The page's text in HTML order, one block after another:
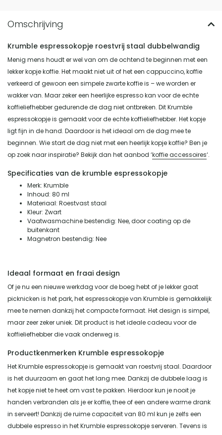
Krumble espressokopje roestvrij staal dubbelwandig
Menig mens houdt er wel van om de ochtend te beginnen met een
lekker kopje koffie. Het maakt niet uit of het een cappuccino, koffie
verkeerd of gewoon een simpele zwarte koffie is – we worden er
wakker van. Maar zeker een heerlijke espresso kan voor de echte
koffieliefhebber gedurende de dag niet ontbreken. Dit Krumble
espressokopje is gemaakt voor de echte koffieliefhebber. Het kopje
ligt fijn in de hand. Daardoor is het ideaal om de dag mee te
beginnen. Wie start de dag niet met een heerlijk kopje koffie? Ben je
op zoek naar inspiratie? Bekijk dan het aanbod ‘koffie accessoires‘.
Specificaties van de krumble espressokopje
Merk: Krumble
Inhoud: 80 ml
Materiaal: Roestvast staal
Kleur: Zwart
Vaatwasmachine bestendig: Nee, door coating op de
buitenkant
Magnetron bestendig: Nee
Ideaal formaat en fraai design
Of je nu een nieuwe werkdag voor de boeg hebt of je lekker gaat
picknicken is het park, het espressokopje van Krumble is gemakkelijk
mee te nemen dankzij het compacte formaat. Het design is simpel,
maar zeer zeker uniek. Dit product is het ideale cadeau voor de
koffieliefhebber die vaak onderweg is.
Productkenmerken Krumble espressokopje
Het Krumble espressokopje is gemaakt van roestvrij staal. Daardoor
is het duurzaam en gaat het lang mee. Dankzij de dubbele laag is
het kopje niet te heet om vast te pakken. Hierdoor kun je nooit je
handen verbranden als je er koffie, thee of een andere warme drank
in serveert! Dankzij de ruime capaciteit van 80 ml kun je zelfs een
dubbele espresso in het Krumble espressokopje serveren. Tevens is